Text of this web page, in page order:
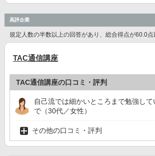
高評企業
規定人数の半数以上の回答があり、総合得点が60.0点
TAC通信講座
TAC通信講座の口コミ・評判
自己流では細かいところまで勉強し
で（30代／女性）
その他の口コミ・評判